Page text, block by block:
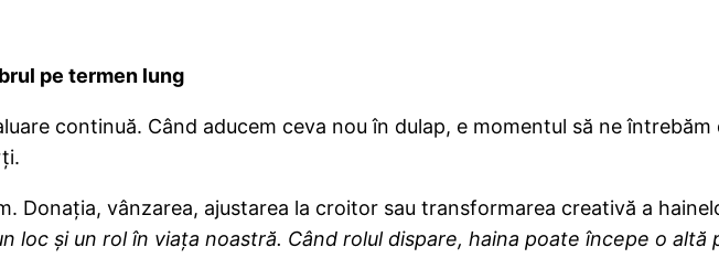
pe termen lung
continuă. Când aducem ceva nou în dulap, e momentul să ne
Donația, vânzarea, ajustarea la croitor sau transformarea creativă a
loc și un rol în viața noastră. Când rolul dispare, haina poate începe o altă